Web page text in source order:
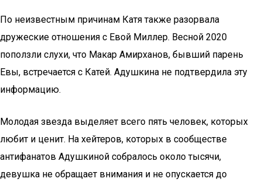
По неизвестным причинам Катя также разорвала
дружеские отношения с Евой Миллер. Весной 2020
поползли слухи, что Макар Амирханов, бывший парень
Евы, встречается с Катей. Адушкина не подтвердила эту
информацию.
Молодая звезда выделяет всего пять человек, которых
любит и ценит. На хейтеров, которых в сообществе
антифанатов Адушкиной собралось около тысячи,
девушка не обращает внимания и не опускается до